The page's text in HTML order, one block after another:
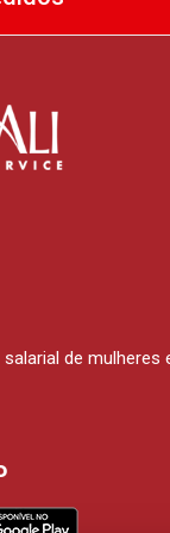
de mulheres